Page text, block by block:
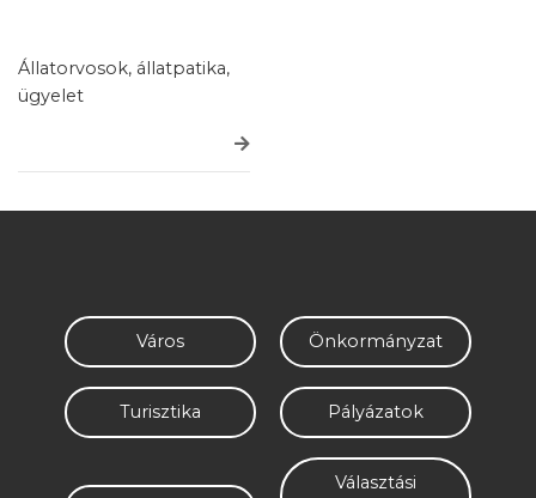
Állatorvosok, állatpatika,
ügyelet
Város Önkormányzat
Turisztika Pályázatok
Választási